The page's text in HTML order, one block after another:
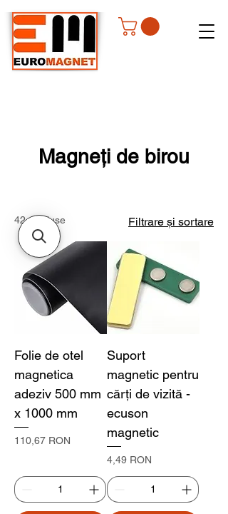
Magneți de birou
42 produse Filtrare și sortare
Folie de otel
magnetica
adeziv 500 mm
x 1000 mm
Preț
110,67 RON
Suport
magnetic pentru
cărți de vizită -
ecuson
magnetic
Preț
4,49 RON